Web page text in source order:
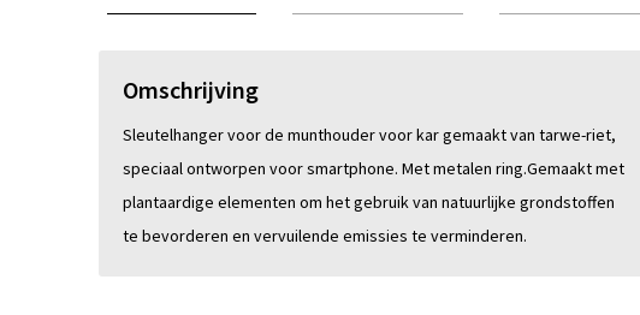
Omschrijving
Sleutelhanger voor de munthouder voor kar gemaakt van tarwe-riet,
speciaal ontworpen voor smartphone. Met metalen ring.Gemaakt met
plantaardige elementen om het gebruik van natuurlijke grondstoffen
te bevorderen en vervuilende emissies te verminderen.